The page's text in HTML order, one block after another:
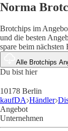
Norma
Brotchips im
und die besten
spare beim
Alle Brotchips
Du bist hier
10178 Berlin
kaufDA Händler
Angebot
Unternehmen